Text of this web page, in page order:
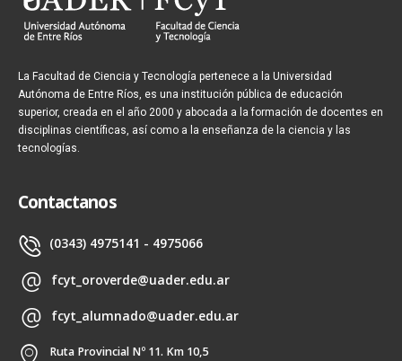
La Facultad de Ciencia y Tecnología pertenece a la Universidad
Autónoma de Entre Ríos, es una institución pública de educación
superior, creada en el año 2000 y abocada a la formación de docentes en
disciplinas científicas, así como a la enseñanza de la ciencia y las
tecnologías.
Contactanos
(0343) 4975141 - 4975066
fcyt_oroverde@uader.edu.ar
fcyt_alumnado@uader.edu.ar
Ruta Provincial Nº 11. Km 10,5